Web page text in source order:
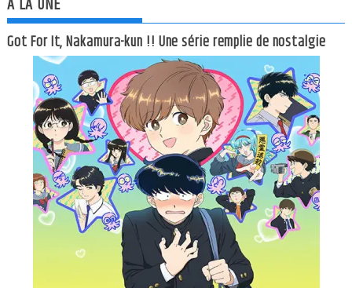
À LA UNE
Got For It, Nakamura-kun !! Une série remplie de nostalgie